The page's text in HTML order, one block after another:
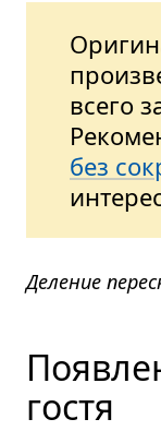
всего
без
Деление
гостя